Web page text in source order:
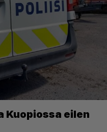
Kuopiossa eilen